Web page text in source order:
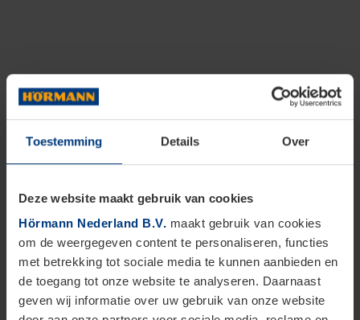
Toestemming Details Over
Deze website maakt gebruik van cookies
Hörmann Nederland B.V. maakt gebruik van cookies
om de weergegeven content te personaliseren, functies
met betrekking tot sociale media te kunnen aanbieden en
de toegang tot onze website te analyseren. Daarnaast
geven wij informatie over uw gebruik van onze website